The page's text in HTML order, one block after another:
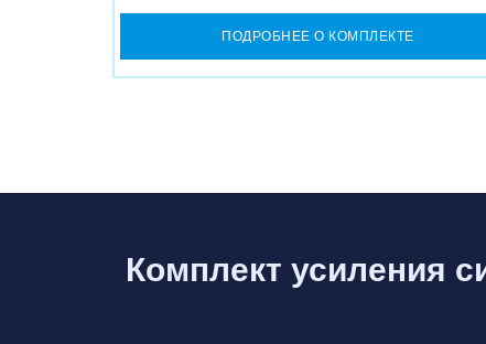
ПОДРОБНЕЕ О КОМПЛЕКТЕ
Комплект усиления